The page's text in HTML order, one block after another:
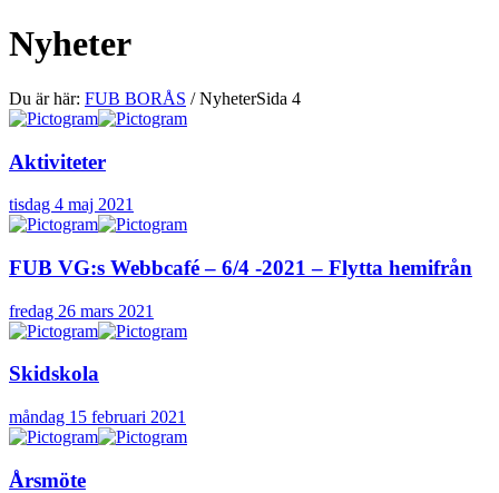
Nyheter
Du är här: FUB BORÅS /NyheterSida 4
Aktiviteter
tisdag 4 maj 2021
FUB VG:s Webbcafé – 6/4 -2021 – Flytta hemifrån
fredag 26 mars 2021
Skidskola
måndag 15 februari 2021
Årsmöte